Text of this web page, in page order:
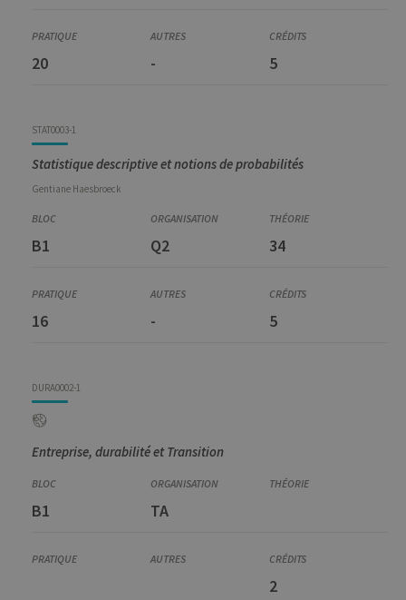
20 - 5
STAT0003-1
Statistique descriptive et notions de probabilités
Gentiane Haesbroeck
B1 Q2 34
16 - 5
DURA0002-1
Entreprise, durabilité et Transition
B1 TA
2